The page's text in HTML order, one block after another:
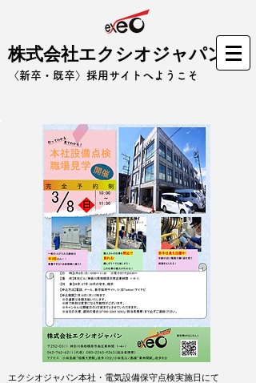
株式会社エクシオジャパン
​〈新卒・既卒〉採用サイトへようこそ
エクシオジャパン本社・電気設備保守点検実施日にて